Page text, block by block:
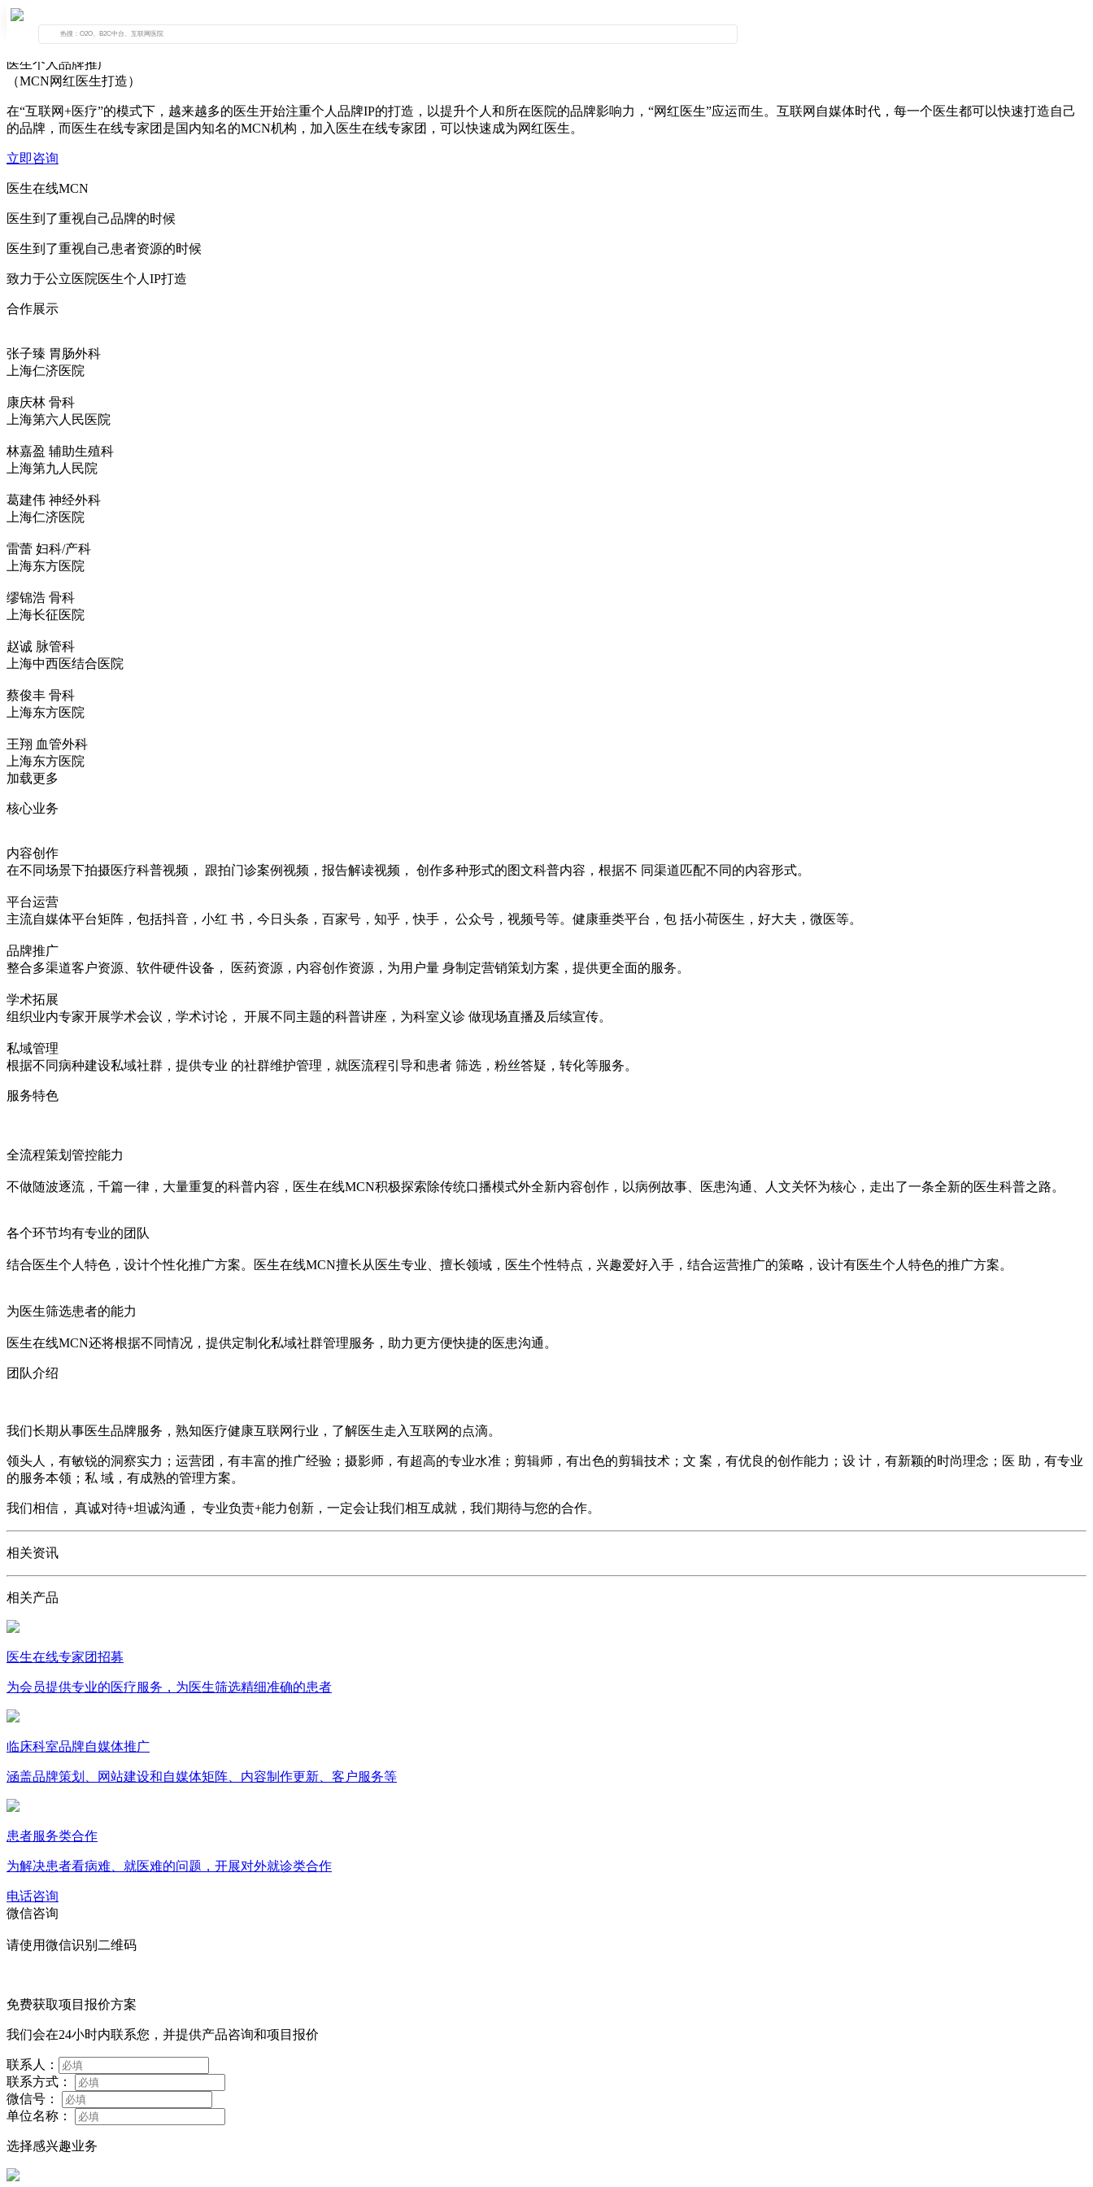
医生个人品牌推广
（MCN网红医生打造）
在“互联网+医疗”的模式下，越来越多的医生开始注重个人品牌IP的打造，以提升个人和所在医院的品牌影响力，“网红医生”应运而生。互联网自媒体时代，每一个医生都可以快速打造自己
的品牌，而医生在线专家团是国内知名的MCN机构，加入医生在线专家团，可以快速成为网红医生。
立即咨询
医生在线MCN
医生到了重视自己品牌的时候
医生到了重视自己患者资源的时候
致力于公立医院医生个人IP打造
合作展示
张子臻 胃肠外科
上海仁济医院
康庆林 骨科
上海第六人民医院
林嘉盈 辅助生殖科
上海第九人民院
葛建伟 神经外科
上海仁济医院
雷蕾 妇科/产科
上海东方医院
缪锦浩 骨科
上海长征医院
赵诚 脉管科
上海中西医结合医院
蔡俊丰 骨科
上海东方医院
王翔 血管外科
上海东方医院
加载更多
核心业务
内容创作
在不同场景下拍摄医疗科普视频， 跟拍门诊案例视频，报告解读视频， 创作多种形式的图文科普内容，根据不 同渠道匹配不同的内容形式。
平台运营
主流自媒体平台矩阵，包括抖音，小红 书，今日头条，百家号，知乎，快手， 公众号，视频号等。健康垂类平台，包 括小荷医生，好大夫，微医等。
品牌推广
整合多渠道客户资源、软件硬件设备， 医药资源，内容创作资源，为用户量 身制定营销策划方案，提供更全面的服务。
学术拓展
组织业内专家开展学术会议，学术讨论， 开展不同主题的科普讲座，为科室义诊 做现场直播及后续宣传。
私域管理
根据不同病种建设私域社群，提供专业 的社群维护管理，就医流程引导和患者 筛选，粉丝答疑，转化等服务。
服务特色
全流程策划管控能力
不做随波逐流，千篇一律，大量重复的科普内容，医生在线MCN积极探索除传统口播模式外全新内容创作，以病例故事、医患沟通、人文关怀为核心，走出了一条全新的医生科普之路。
各个环节均有专业的团队
结合医生个人特色，设计个性化推广方案。医生在线MCN擅长从医生专业、擅长领域，医生个性特点，兴趣爱好入手，结合运营推广的策略，设计有医生个人特色的推广方案。
为医生筛选患者的能力
医生在线MCN还将根据不同情况，提供定制化私域社群管理服务，助力更方便快捷的医患沟通。
团队介绍
我们长期从事医生品牌服务，熟知医疗健康互联网行业，了解医生走入互联网的点滴。
领头人，有敏锐的洞察实力；运营团，有丰富的推广经验；摄影师，有超高的专业水准；剪辑师，有出色的剪辑技术；文 案，有优良的创作能力；设 计，有新颖的时尚理念；医 助，有专业
的服务本领；私 域，有成熟的管理方案。
我们相信， 真诚对待+坦诚沟通， 专业负责+能力创新，一定会让我们相互成就，我们期待与您的合作。
相关资讯
相关产品
医生在线专家团招募
为会员提供专业的医疗服务，为医生筛选精细准确的患者
临床科室品牌自媒体推广
涵盖品牌策划、网站建设和自媒体矩阵、内容制作更新、客户服务等
患者服务类合作
为解决患者看病难、就医难的问题，开展对外就诊类合作
电话咨询
微信咨询
请使用微信识别二维码
免费获取项目报价方案
我们会在24小时内联系您，并提供产品咨询和项目报价
联系人：
联系方式：
微信号：
单位名称：
选择感兴趣业务